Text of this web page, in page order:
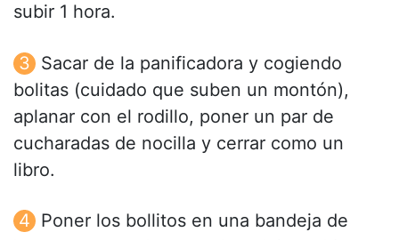
subir 1 hora.
Sacar de la panificadora y cogiendo
bolitas (cuidado que suben un montón),
aplanar con el rodillo, poner un par de
cucharadas de nocilla y cerrar como un
libro.
Poner los bollitos en una bandeja de